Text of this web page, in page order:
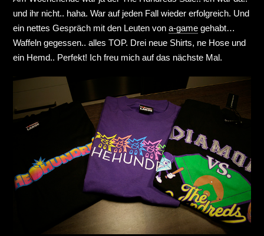
und ihr nicht.. haha. War auf jeden Fall wieder erfolgreich. Und
ein nettes Gespräch mit den Leuten vona-game gehabt…
Waffeln gegessen.. alles TOP. Drei neue Shirts, ne Hose und
ein Hemd.. Perfekt! Ich freu mich auf das nächste Mal.